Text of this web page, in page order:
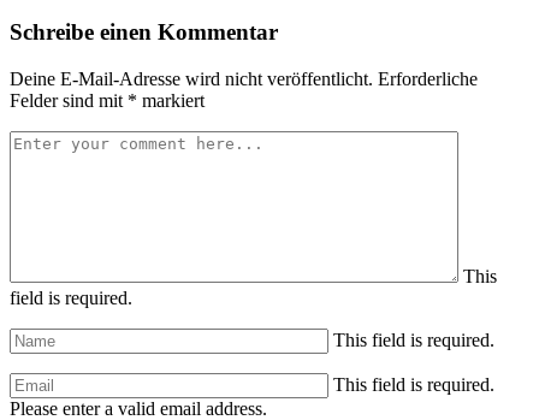
Schreibe einen Kommentar
Deine E-Mail-Adresse wird nicht veröffentlicht. Erforderliche
Felder sind mit * markiert
This
field is required.
This field is required.
This field is required.
Please enter a valid email address.